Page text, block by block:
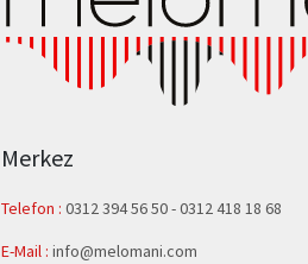
Merkez
Telefon : 0312 394 56 50-0312 418 18 68
E-Mail : info@melomani.com